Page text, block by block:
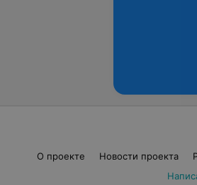
О проекте Новости проекта